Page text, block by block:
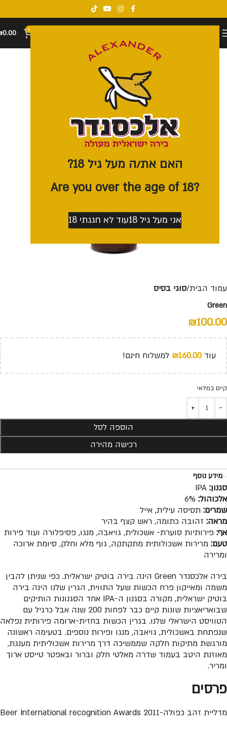
האם את/ה מעל גיל 18?
?Are you over the age of 18
אני מעל גיל 18 עוד לא חגגתי 18
0
0.00
עמוד הבית סוגי בסיס
Green
₪100.00
עוד ₪160.00 למשלוח חינם!
קיים במלאי
הוספה לסל
רכישה מהירה
מידע נוסף
סגנון:
אלכוהול:
שמרים: תסיסה עילית, אייל
מראה: זהובה כתומה, ראש קצף בהיר
אף: פירותיות סוערת- אשכולית, גויאבה, מנגו, פסיפלורה ועוד פירות
טעם: מרירות אשכולותית מתקתקה, גוף מלא וחלק, סיומת ארוכה
ומרירה
בירה אלכסנדר Green הינה בירה בוטיק ישראלית. כפי שניתן להבין
משמה ומאייקון פרח הכשות שעל התווית, הגרין שלנו הינה בירה
בוטיק ישראלית, מקורה בסגנון ה-IPA אחד הסגנונות הותיקים
שבואריאציות שונות קיים כבר לפחות 200 שנה אבל כרגיל עם
הטוויסט הישראלי שלנו. בגרין הכשות בחזית-ארומה פירותית נפלאה
שנפתחת באשכולית, גויאבה, מנגו ופירות נוספים. בטעימה ראשונה
מורגשת מתיקות חלקה שממשיכה דרך מרירות אשכוליתית מענגת,
מאוזנת היטב בעמוד שדרה מאלטי חלק וברור ובאפטר טייסט ארוך
ומריר.
פרסים
מדליית זהב כפולה-Beer International recognition Awards 2011